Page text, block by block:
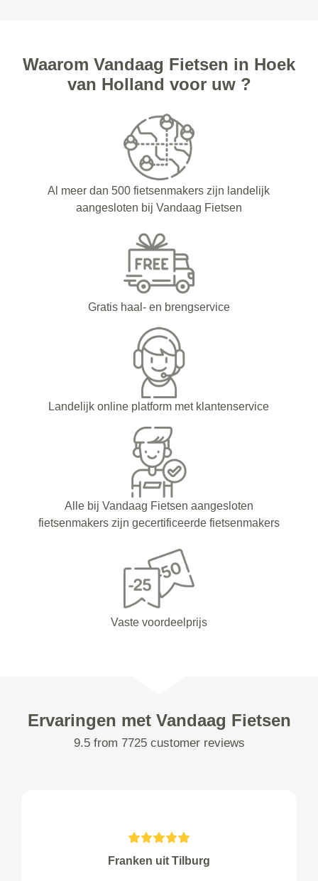
Waarom Vandaag Fietsen in Hoek
van Holland voor uw ?
Al meer dan 500 fietsenmakers zijn landelijk
aangesloten bij Vandaag Fietsen
Gratis haal- en brengservice
Landelijk online platform met klantenservice
Alle bij Vandaag Fietsen aangesloten
fietsenmakers zijn gecertificeerde fietsenmakers
Vaste voordeelprijs
Ervaringen met Vandaag Fietsen
9.5 from 7725 customer reviews
Franken uit Tilburg